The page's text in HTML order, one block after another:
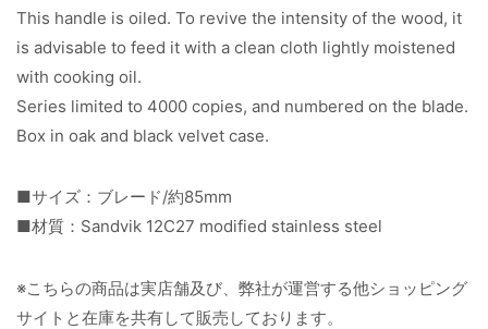
This handle is oiled. To revive the intensity of the wood, it
is advisable to feed it with a clean cloth lightly moistened
with cooking oil.
Series limited to 4000 copies, and numbered on the blade.
Box in oak and black velvet case.
■サイズ：ブレード/約85mm
■材質：Sandvik 12C27 modified stainless steel
※こちらの商品は実店舗及び、弊社が運営する他ショッピング
サイトと在庫を共有して販売しております。